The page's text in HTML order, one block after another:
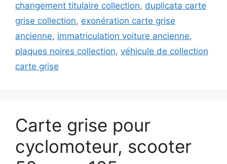
changement titulaire collection, duplicata carte
grise collection, exonération carte grise
ancienne, immatriculation voiture ancienne,
plaques noires collection, véhicule de collection
carte grise
Carte grise pour
cyclomoteur, scooter